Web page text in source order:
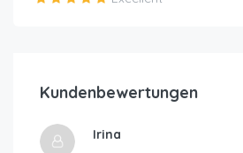
Kundenbewertungen
Irina